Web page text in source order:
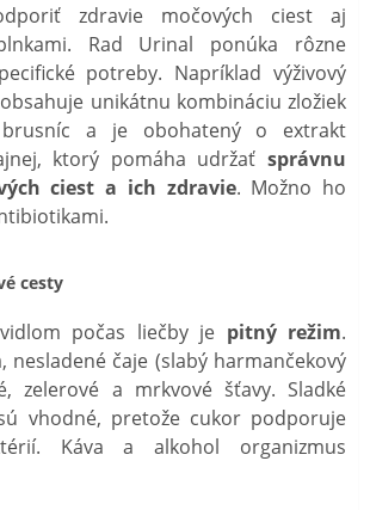
zdravie močových ciest aj
Rad Urinal ponúka rôzne
potreby. Napríklad výživový
unikátnu kombináciu zložiek
brusníc a je obohatený o extrakt
​​ktorý pomáha udržať správnu
ciest a ich zdravie. Možno ho
cesty
počas liečby je pitný režim.
nesladené čaje (slabý harmančekový
zelerové a mrkvové šťavy. Sladké
vhodné, pretože cukor podporuje
Káva a alkohol organizmus